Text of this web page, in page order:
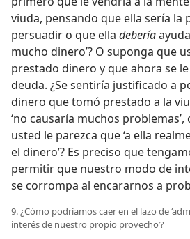
viuda, pensando que ella sería la
persuadir o que ella debería
mucho dinero’? O suponga que
prestado dinero y que ahora se
deuda. ¿Se sentiría justificado a
dinero que tomó prestado a la
‘no causaría muchos
usted le parezca que ‘a ella
el dinero’? Es preciso que
permitir que nuestro modo de
se corrompa al encararnos a
9. ¿Cómo podríamos caer en el lazo de
interés de nuestro propio provecho’?